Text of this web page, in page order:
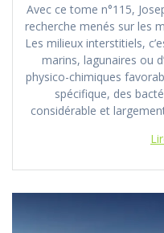
Avec ce tome n°115,
recherche menés sur les
Les milieux interstitiels,
marins, lagunaires ou
physico-chimiques
spécifique, des
considérable et